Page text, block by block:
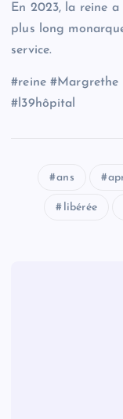
En 2023, la reine
plus long
service.
#reine #Margrethe
#l39hôpital
ans
libérée